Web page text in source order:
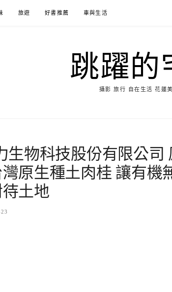
旅遊 好書推薦 車與生活
跳躍的
攝影 旅行 自在生活 花蓮
生物科技股份有限公司
原生種土肉桂 讓有機
土地